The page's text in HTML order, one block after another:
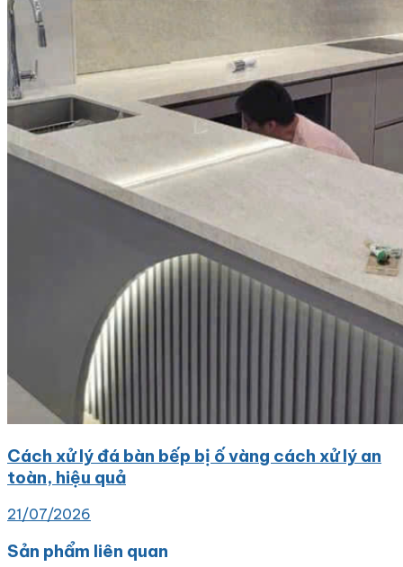
Cách xử lý đá bàn bếp bị ố vàng cách xử lý an
toàn, hiệu quả
21/07/2026
Sản phẩm liên quan